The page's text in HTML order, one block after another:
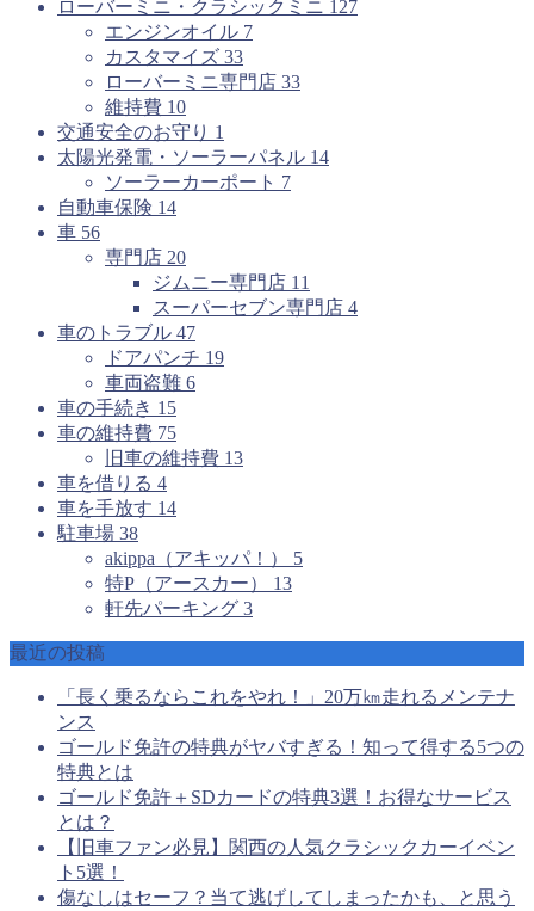
ローバーミニ・クラシックミニ 127
エンジンオイル 7
カスタマイズ 33
ローバーミニ専門店 33
維持費 10
交通安全のお守り 1
太陽光発電・ソーラーパネル 14
ソーラーカーポート 7
自動車保険 14
車 56
専門店 20
ジムニー専門店 11
スーパーセブン専門店 4
車のトラブル 47
ドアパンチ 19
車両盗難 6
車の手続き 15
車の維持費 75
旧車の維持費 13
車を借りる 4
車を手放す 14
駐車場 38
akippa（アキッパ！） 5
特P（アースカー） 13
軒先パーキング 3
最近の投稿
「長く乗るならこれをやれ！」20万㎞走れるメンテナ
ンス
ゴールド免許の特典がヤバすぎる！知って得する5つの
特典とは
ゴールド免許＋SDカードの特典3選！お得なサービス
とは？
【旧車ファン必見】関西の人気クラシックカーイベン
ト5選！
傷なしはセーフ？当て逃げしてしまったかも、と思う